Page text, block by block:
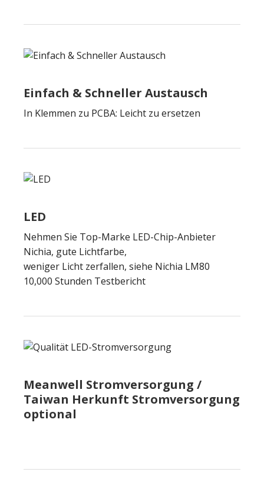
Einfach & Schneller Austausch
In Klemmen zu PCBA: Leicht zu ersetzen
LED
Nehmen Sie Top-Marke LED-Chip-Anbieter
Nichia, gute Lichtfarbe,
weniger Licht zerfallen, siehe Nichia LM80
10,000 Stunden Testbericht
Meanwell Stromversorgung /
Taiwan Herkunft Stromversorgung
optional